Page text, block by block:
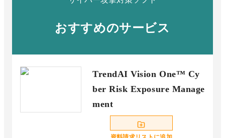
おすすめのサービス
TrendAI Vision One™ Cy
ber Risk Exposure Manage
ment